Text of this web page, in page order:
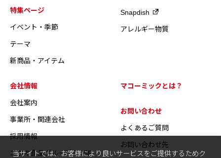
特集ページ
イベント・季節
テーマ
新商品・アイテム
Snapdish
アレルギー物質
会社情報
会社案内
事業所・関連会社
採用情報
ユウキ食品グループのCSR
マコーミックとは？
お問い合わせ
よくあるご質問
お問い合わせ先
当サイトでは、お客様により良いサービスをご提供するためク